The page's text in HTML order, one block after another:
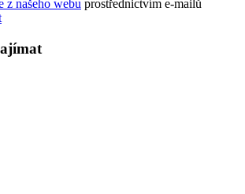
z našeho webu prostřednictvím e-mailů